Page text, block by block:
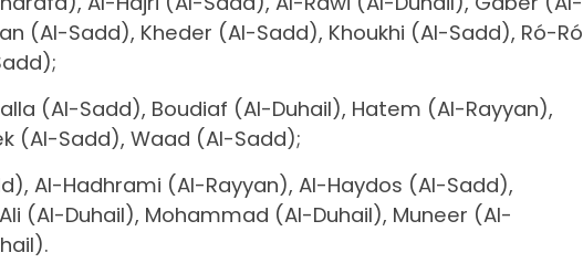
(Al-Sadd), Kheder (Al-Sadd), Khoukhi (Al-Sadd), Ró-Ró
(Al-Sadd), Boudiaf (Al-Duhail), Hatem (Al-Rayyan),
(Al-Sadd), Waad (Al-Sadd);
Al-Hadhrami (Al-Rayyan), Al-Haydos (Al-Sadd),
(Al-Duhail), Mohammad (Al-Duhail), Muneer (Al-